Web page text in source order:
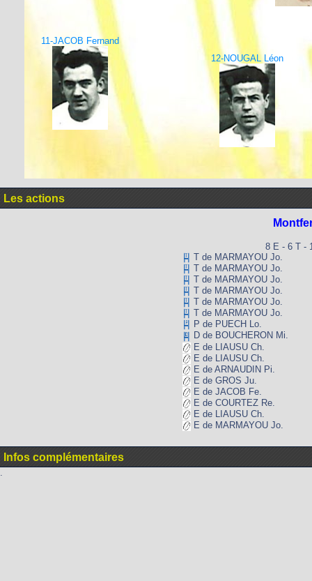
11-JACOB Fernand
12-NOUGAL Léon
Les actions
8 E - 6 T -
T de MARMAYOU Jo.
T de MARMAYOU Jo.
T de MARMAYOU Jo.
T de MARMAYOU Jo.
T de MARMAYOU Jo.
T de MARMAYOU Jo.
P de PUECH Lo.
D de BOUCHERON Mi.
E de LIAUSU Ch.
E de LIAUSU Ch.
E de ARNAUDIN Pi.
E de GROS Ju.
E de JACOB Fe.
E de COURTEZ Re.
E de LIAUSU Ch.
E de MARMAYOU Jo.
Infos complémentaires
.